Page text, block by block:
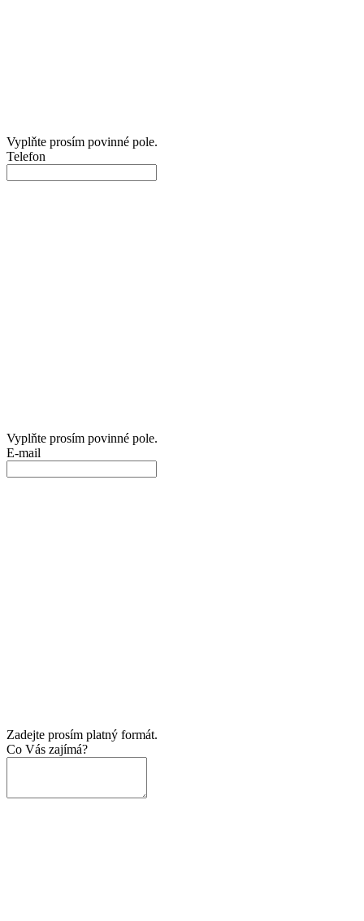
Vyplňte prosím povinné pole.
Telefon
Vyplňte prosím povinné pole.
E-mail
Zadejte prosím platný formát.
Co Vás zajímá?